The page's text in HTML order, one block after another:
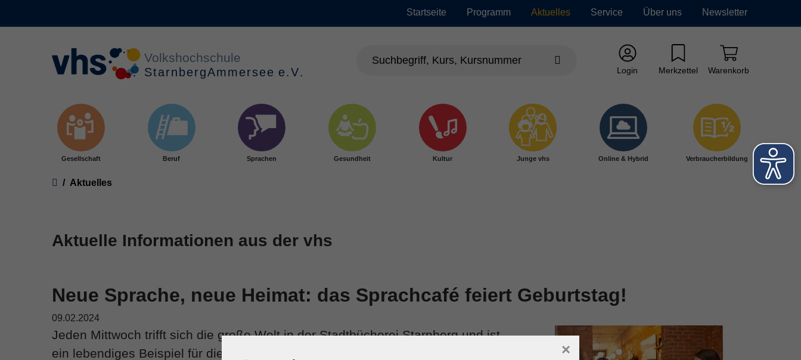
Startseite Programm Aktuelles Service Über uns Newsletter
Login Merkzettel Warenkorb
Gesellschaft Beruf Sprachen Gesundheit Kultur Junge vhs Online & Hybrid Verbraucherbildung
Aktuelles
Aktuelle Informationen aus der vhs
Neue Sprache, neue Heimat: das Sprachcafé feiert Geburtstag!
09.02.2024
Jeden Mittwoch trifft sich die große Welt in der Stadtbücherei Starnberg und ist
ein lebendiges Beispiel für die kulturelle Vielfalt im Landkreis.
×